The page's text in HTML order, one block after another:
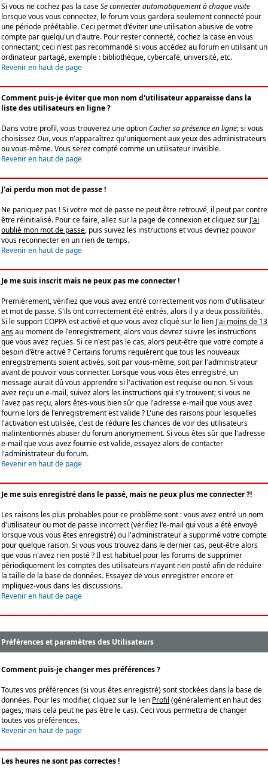
Si vous ne cochez pas la caseSe connecter automatiquement à chaque visite
lorsque vous vous connectez, le forum vous gardera seulement connecté pour
une période préétablie. Ceci permet d'éviter une utilisation abusive de votre
compte par quelqu'un d'autre. Pour rester connecté, cochez la case en vous
connectant; ceci n'est pas recommandé si vous accédez au forum en utilisant un
ordinateur partagé, exemple : bibliothèque, cybercafé, université, etc.
Revenir en haut de page
Comment puis-je éviter que mon nom d'utilisateur apparaisse dans la
liste des utilisateurs en ligne ?
Dans votre profil, vous trouverez une optionCacher sa présence en ligne; si vous
choisissezOui, vous n'apparaîtrez qu'uniquement aux yeux des administrateurs
ou vous-même. Vous serez compté comme un utilisateur invisible.
Revenir en haut de page
J'ai perdu mon mot de passe !
Ne paniquez pas ! Si votre mot de passe ne peut être retrouvé, il peut par contre
être réinitialisé. Pour ce faire, allez sur la page de connexion et cliquez sur J'ai
oublié mon mot de passe, puis suivez les instructions et vous devriez pouvoir
vous reconnecter en un rien de temps.
Revenir en haut de page
Je me suis inscrit mais ne peux pas me connecter !
Premièrement, vérifiez que vous avez entré correctement vos nom d'utilisateur
et mot de passe. S'ils ont correctement été entrés, alors il y a deux possibilités.
Si le support COPPA est activé et que vous avez cliqué sur le lien J'ai moins de 13
ansau moment de l'enregistrement, alors vous devrez suivre les instructions
que vous avez reçues. Si ce n'est pas le cas, alors peut-être que votre compte a
besoin d'être activé ? Certains forums requièrent que tous les nouveaux
enregistrements soient activés, soit par vous-même, soit par l'administrateur
avant de pouvoir vous connecter. Lorsque vous vous êtes enregistré, un
message aurait dû vous apprendre si l'activation est requise ou non. Si vous
avez reçu un e-mail, suivez alors les instructions qui s'y trouvent; si vous ne
l'avez pas reçu, alors êtes-vous bien sûr que l'adresse e-mail que vous avez
fournie lors de l'enregistrement est valide ? L'une des raisons pour lesquelles
l'activation est utilisée, c'est de réduire les chances de voir des utilisateurs
malintentionnés abuser du forum anonymement. Si vous êtes sûr que l'adresse
e-mail que vous avez fournie est valide, essayez alors de contacter
l'administrateur du forum.
Revenir en haut de page
Je me suis enregistré dans le passé, mais ne peux plus me connecter ?!
Les raisons les plus probables pour ce problème sont : vous avez entré un nom
d'utilisateur ou mot de passe incorrect (vérifiez l'e-mail qui vous a été envoyé
lorsque vous vous êtes enregistré) ou l'administrateur a supprimé votre compte
pour quelque raison. Si vous vous trouvez dans le dernier cas, peut-être alors
que vous n'avez rien posté ? Il est habituel pour les forums de supprimer
périodiquement les comptes des utilisateurs n'ayant rien posté afin de réduire
la taille de la base de données. Essayez de vous enregistrer encore et
impliquez-vous dans les discussions.
Revenir en haut de page
Préférences et paramètres des Utilisateurs
Comment puis-je changer mes préférences ?
Toutes vos préférences (si vous êtes enregistré) sont stockées dans la base de
données. Pour les modifier, cliquez sur le lien Profil (généralement en haut des
pages, mais cela peut ne pas être le cas). Ceci vous permettra de changer
toutes vos préférences.
Revenir en haut de page
Les heures ne sont pas correctes !